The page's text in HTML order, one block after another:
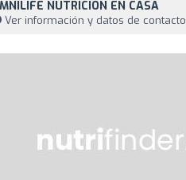
NUTRICIÓN EN CASA
Ver información y datos de contacto